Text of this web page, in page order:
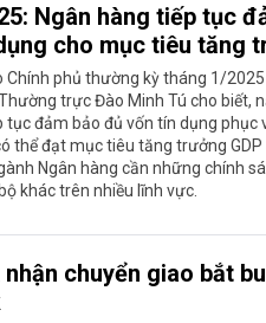
Ngân hàng tiếp tục
cho mục tiêu tăng
Chính phủ thường kỳ tháng 1/
trực Đào Minh Tú cho biết,
tục đảm bảo đủ vốn tín dụng phục
thể đạt mục tiêu tăng trưởng GDP
Ngân hàng cần những chính
khác trên nhiều lĩnh vực.
chuyển giao bắt